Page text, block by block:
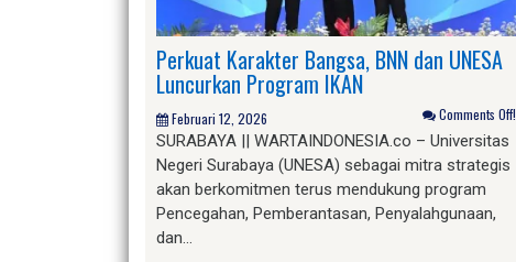
Perkuat Karakter Bangsa, BNN dan UNESA
Luncurkan Program IKAN
Februari 12, 2026 Comments Off!
SURABAYA || WARTAINDONESIA.co – Universitas
Negeri Surabaya (UNESA) sebagai mitra strategis
akan berkomitmen terus mendukung program
Pencegahan, Pemberantasan, Penyalahgunaan,
dan…